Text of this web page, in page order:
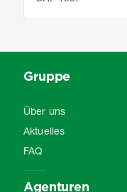
Gruppe
Über uns
Aktuelles
FAQ
Agenturen